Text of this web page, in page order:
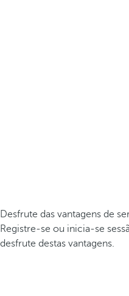
Desfrute das vantagens de
Registre-se ou inicia-se
desfrute destas vantagens.